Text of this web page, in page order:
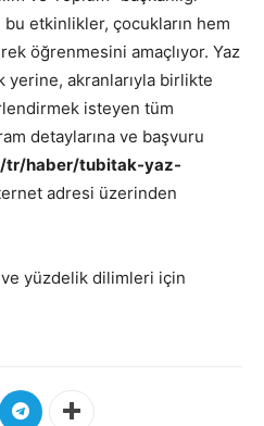
etkinlikler, çocukların hem
öğrenmesini amaçlıyor. Yaz
akranlarıyla birlikte
isteyen tüm
detaylarına ve başvuru
tr/haber/tubitak-yaz-
adresi üzerinden
ve yüzdelik dilimleri için